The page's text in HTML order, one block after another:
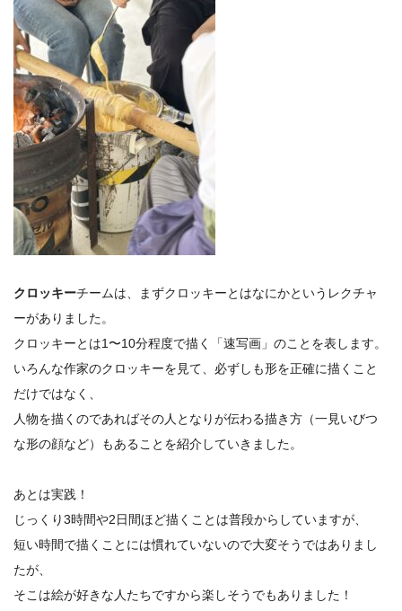
クロッキーチームは、まずクロッキーとはなにかというレクチャ
ーがありました。
クロッキーとは1〜10分程度で描く「速写画」のことを表します。
いろんな作家のクロッキーを見て、必ずしも形を正確に描くこと
だけではなく、
人物を描くのであればその人となりが伝わる描き方（一見いびつ
な形の顔など）もあることを紹介していきました。
あとは実践！
じっくり3時間や2日間ほど描くことは普段からしていますが、
短い時間で描くことには慣れていないので大変そうではありまし
たが、
そこは絵が好きな人たちですから楽しそうでもありました！